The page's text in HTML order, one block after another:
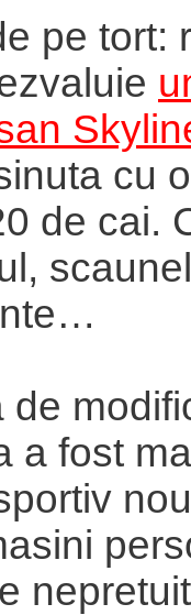
pe tort:
cu
de cai.
de
a fost